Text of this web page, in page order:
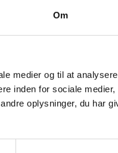
Om
medier og til at analysere
inden for sociale medier,
oplysninger, du har
Prøv venligst